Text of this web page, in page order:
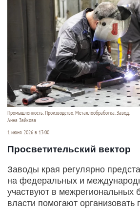
Промышленность. Производство. Металлообработка. Завод.
Анна Зайкова
1 июня 2026 в 13:00
Просветительский вектор
Заводы края регулярно
на федеральных и
участвуют в межрегиональных
власти помогают организовать